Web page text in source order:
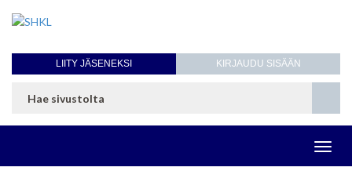
KIRJAUDU SISÄÄN
LIITY JÄSENEKSI